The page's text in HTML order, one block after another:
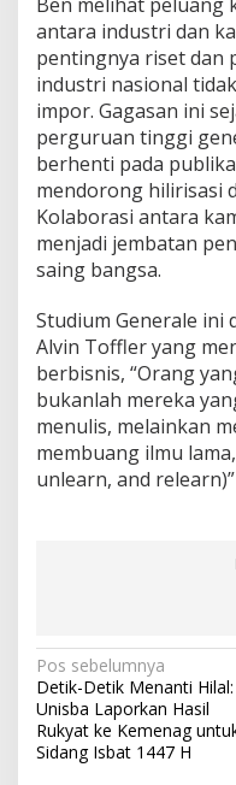
antara industri dan
pentingnya riset dan
industri nasional
impor. Gagasan ini
perguruan tinggi
berhenti pada
mendorong hilirisasi
Kolaborasi antara
menjadi jembatan
saing bangsa.
Studium Generale
Alvin Toffler yang
berbisnis, “Orang
bukanlah mereka
menulis, melainkan
membuang ilmu
unlearn, and relearn)”
N
a
v
Pos sebelumnya
Detik-Detik Menanti Hilal:
Unisba Laporkan Hasil
Rukyat ke Kemenag
Sidang Isbat 1447 H